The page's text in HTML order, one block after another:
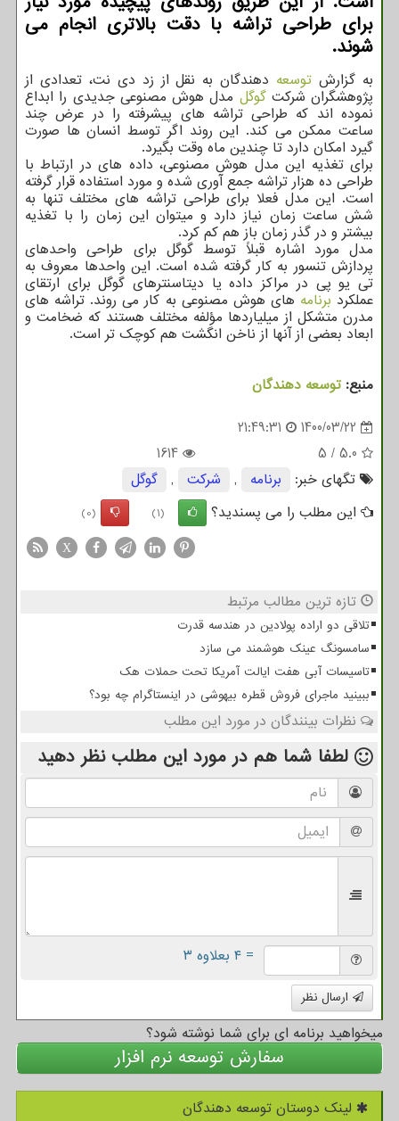
برای طراحی تراشه با دقت بالاتری انجام می
شوند.
به گزارش توسعه دهندگان به نقل از زد دی نت، تعدادی از
پژوهشگران شرکتگوگل مدل هوش مصنوعی جدیدی را ابداع
نموده اند که طراحی تراشه های پیشرفته را در عرض چند
ساعت ممکن می کند. این روند اگر توسط انسان ها صورت
گیرد امکان دارد تا چندین ماه وقت بگیرد.
برای تغذیه این مدل هوش مصنوعی، داده های در ارتباط با
طراحی ده هزار تراشه جمع آوری شده و مورد استفاده قرار گرفته
است. این مدل فعلا برای طراحی تراشه های مختلف تنها به
شش ساعت زمان نیاز دارد و میتوان این زمان را با تغذیه
بیشتر و در گذر زمان باز هم کم کرد.
مدل مورد اشاره قبلاً توسط گوگل برای طراحی واحدهای
پردازش تنسور به کار گرفته شده است. این واحدها معروف به
تی یو پی در مراکز داده یا دیتاسنترهای گوگل برای ارتقای
عملکرد برنامه های هوش مصنوعی به کار می روند. تراشه های
مدرن متشکل از میلیاردها مؤلفه مختلف هستند که ضخامت و
ابعاد بعضی از آنها از ناخن انگشت هم کوچک تر است.
منبع: توسعه دهندگان
1400/03/22
21:49:31
5.0
/
5
1614
تگهای خبر:
برنامه , شركت ,
گوگل
این مطلب را می پسندید؟
(1)
(0)
X
تازه ترین مطالب مرتبط
تلاقی دو اراده پولادین در هندسه قدرت
سامسونگ عینک هوشمند می سازد
تاسیسات آبی هفت ایالت آمریکا تحت حملات هک
ببینید ماجرای فروش قطره بیهوشی در اینستاگرام چه بود؟
نظرات بینندگان در مورد این مطلب
لطفا شما هم در مورد این مطلب نظر دهید
= ۴ بعلاوه ۳
ارسال نظر
میخواهید برنامه ای برای شما نوشته شود؟
سفارش توسعه نرم افزار
لینک دوستان توسعه دهندگان